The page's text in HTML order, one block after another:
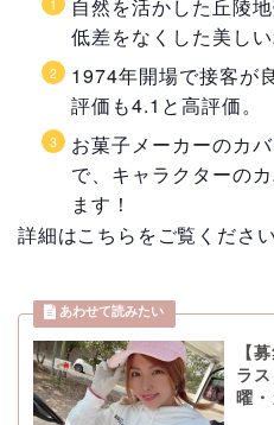
自然を活かした丘陵
低差をなくした美し
1974年開場で接客が
評価も4.1と高評価。
お菓子メーカーのカ
で、キャラクターの
ます！
詳細はこちらをご覧ください
【
ラ
曜